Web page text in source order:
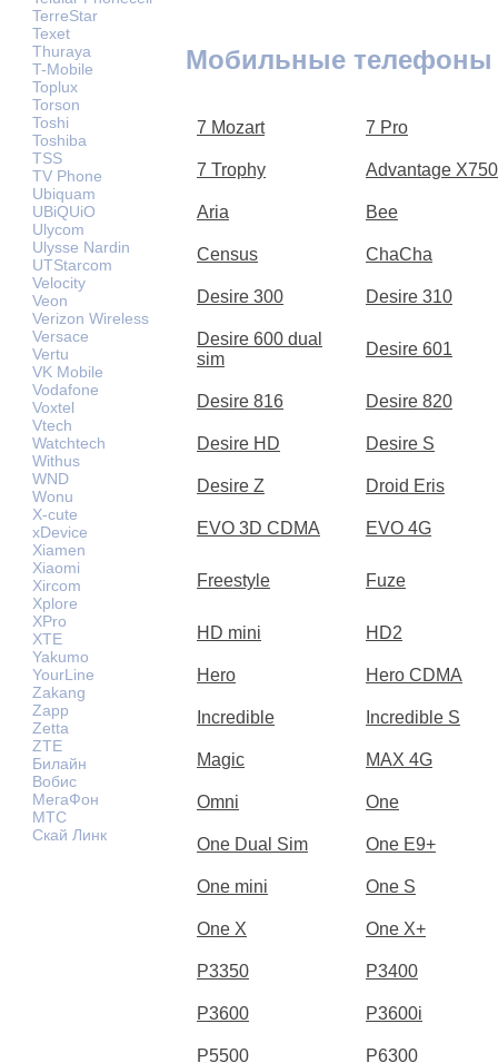
TerreStar
Texet
Thuraya
T-Mobile
Toplux
Torson
Toshi
Toshiba
TSS
TV Phone
Ubiquam
UBiQUiO
Ulycom
Ulysse Nardin
UTStarcom
Velocity
Veon
Verizon Wireless
Versace
Vertu
VK Mobile
Vodafone
Voxtel
Vtech
Watchtech
Withus
WND
Wonu
X-cute
xDevice
Xiamen
Xiaomi
Xircom
Xplore
XPro
XTE
Yakumo
YourLine
Zakang
Zapp
Zetta
ZTE
Билайн
Вобис
МегаФон
МТС
Скай Линк
Мобильные телефоны
7 Mozart 7 Pro
7 Trophy Advantage
Aria Bee
Census ChaCha
Desire 300 Desire 310
Desire 600 dual
sim
Desire 601
Desire 816 Desire 820
Desire HD Desire S
Desire Z Droid Eris
EVO 3D CDMA EVO 4G
Freestyle Fuze
HD mini HD2
Hero Hero CDMA
Incredible Incredible S
Magic MAX 4G
Omni One
One Dual Sim One E9+
One mini One S
One X One X+
P3350 P3400
P3600 P3600i
P5500 P6300